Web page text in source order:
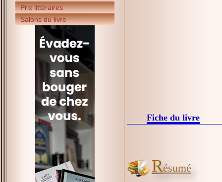
Prix littéraires
Salons du livre
Fiche du livre
Résumé